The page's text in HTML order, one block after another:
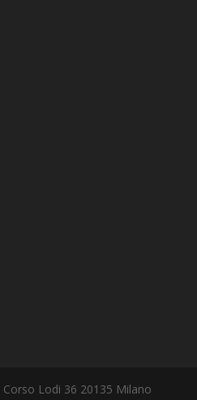
Corso Lodi 36 20135 Milano